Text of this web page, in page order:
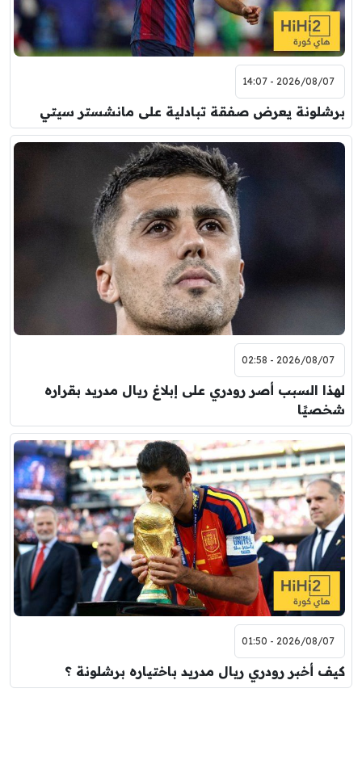
2026/08/07 - 14:07
برشلونة يعرض صفقة تبادلية على مانشستر سيتي
2026/08/07 - 02:58
لهذا السبب أصر رودري على إبلاغ ريال مدريد بقراره
شخصيًا
2026/08/07 - 01:50
كيف أخبر رودري ريال مدريد باختياره برشلونة ؟